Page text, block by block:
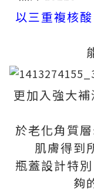
以三重複核
更加入強大
於老化角質
肌膚得到
瓶蓋設計特
夠